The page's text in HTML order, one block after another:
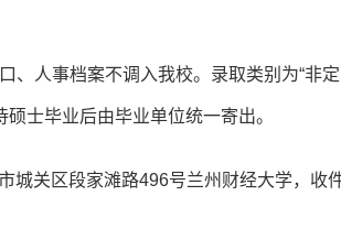
、人事档案不调入我校。录取类别为“非定
士毕业后由毕业单位统一寄出。
城关区段家滩路496号兰州财经大学，收